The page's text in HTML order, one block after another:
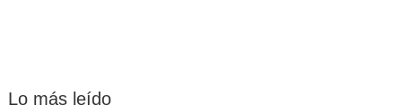
Lo más leído